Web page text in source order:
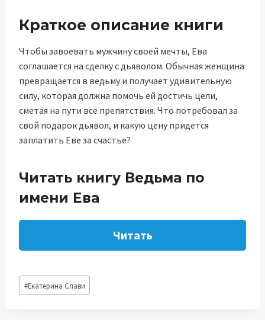
Краткое описание книги
Чтобы завоевать мужчину своей мечты, Ева
соглашается на сделку с дьяволом. Обычная женщина
превращается в ведьму и получает удивительную
силу, которая должна помочь ей достичь цели,
сметая на пути все препятствия. Что потребовал за
свой подарок дьявол, и какую цену придется
заплатить Еве за счастье?
Читать книгу Ведьма по
имени Ева
Читать
Метки
записи:
#Екатерина Слави